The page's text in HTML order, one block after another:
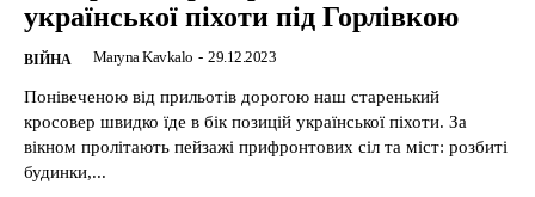
української піхоти під Горлівкою
ВІЙНА Maryna Kavkalo - 29.12.2023
Понівеченою від прильотів дорогою наш старенький
кросовер швидко їде в бік позицій української піхоти. За
вікном пролітають пейзажі прифронтових сіл та міст: розбиті
будинки,...